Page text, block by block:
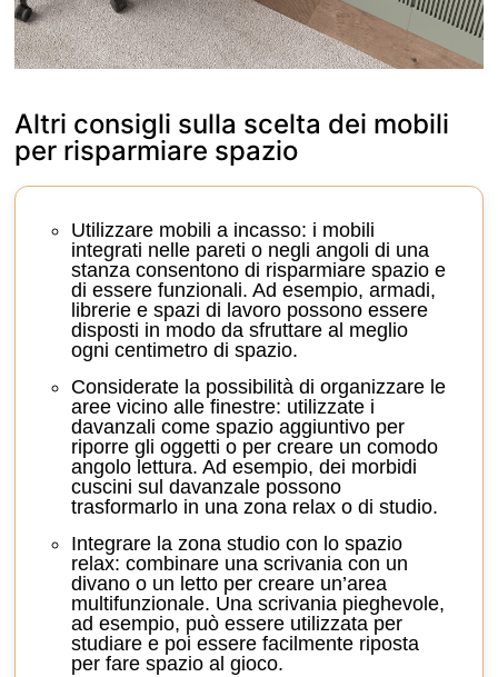
Altri consigli sulla scelta dei mobili
per risparmiare spazio
Utilizzare mobili a incasso: i mobili
integrati nelle pareti o negli angoli di una
stanza consentono di risparmiare spazio e
di essere funzionali. Ad esempio, armadi,
librerie e spazi di lavoro possono essere
disposti in modo da sfruttare al meglio
ogni centimetro di spazio.
Considerate la possibilità di organizzare le
aree vicino alle finestre: utilizzate i
davanzali come spazio aggiuntivo per
riporre gli oggetti o per creare un comodo
angolo lettura. Ad esempio, dei morbidi
cuscini sul davanzale possono
trasformarlo in una zona relax o di studio.
Integrare la zona studio con lo spazio
relax: combinare una scrivania con un
divano o un letto per creare un’area
multifunzionale. Una scrivania pieghevole,
ad esempio, può essere utilizzata per
studiare e poi essere facilmente riposta
per fare spazio al gioco.